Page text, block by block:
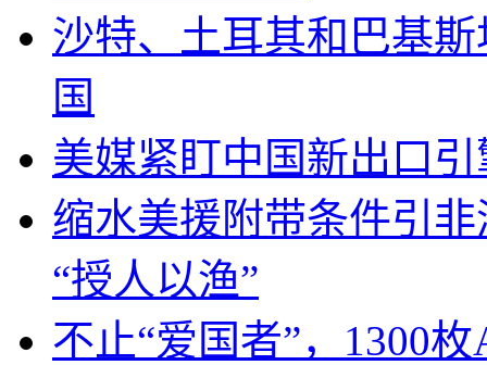
沙特、土耳其和巴基
国
美媒紧盯中国新出口
缩水美援附带条件引
“授人以渔”
不止“爱国者”，1300